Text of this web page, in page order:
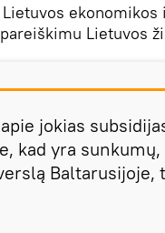
ekonomikos
Lietuvos
jokias
kad yra
Baltarusijoje,